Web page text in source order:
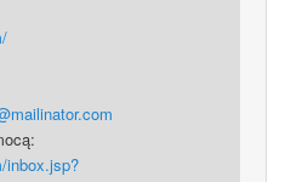
inbox.jsp?